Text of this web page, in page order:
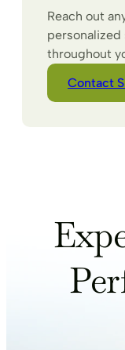
Reach out
throughout
Contact